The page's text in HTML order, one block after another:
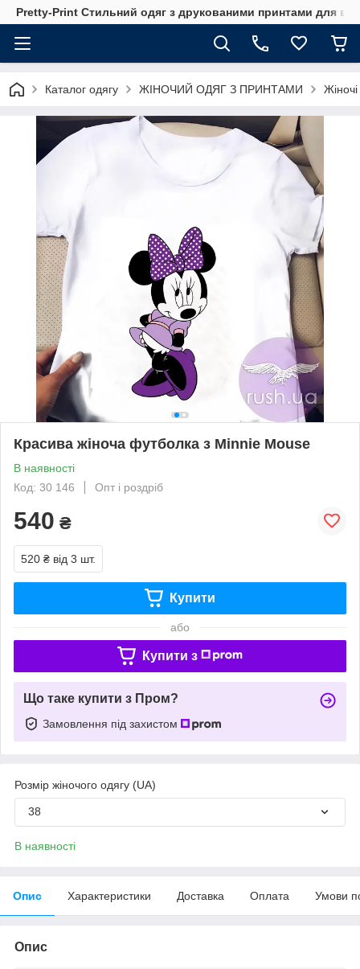
Pretty-Print Стильний одяг з друкованими принтами для
Каталог одягу ЖІНОЧИЙ ОДЯГ З ПРИНТАМИ
Красива жіноча футболка з Minnie Mouse
В наявності
Код: 30 146
Опт і роздріб
540 ₴
520 ₴ від 3 шт.
Купити
або
Купити з
Що таке купити з Пром?
Замовлення під захистом
Розмір жіночого одягу (UA)
38
В наявності
Опис Характеристики Доставка Оплата Умови
Опис